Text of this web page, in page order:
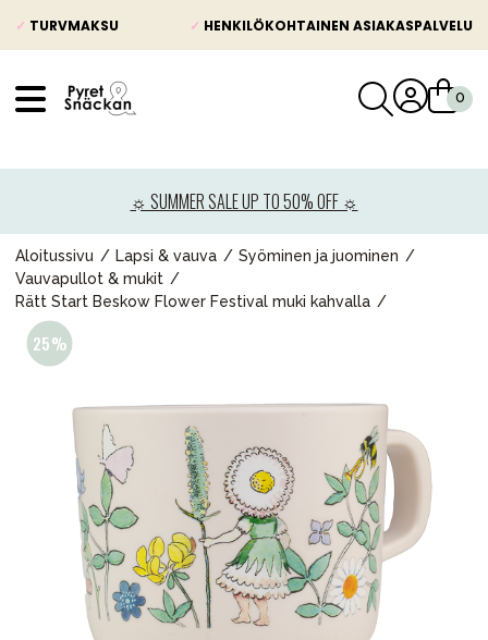
✓ TURVMAKSU ✓ HENKILÖKOHTAINEN ASIAKASPALVELU
☼ SUMMER SALE UP TO 50% OFF ☼
Aloitussivu Lapsi & vauva
Syöminen ja juominen
Vauvapullot & mukit
Rätt Start Beskow Flower Festival muki kahvalla
Lastenvaunut
Lasten turvaistuimet
Vauvan paketti
Äiti & Isä
Huonekalut & vuodevaatteet
Tarvikkeet
Varaosat
Kampanjat
Lahjavinkkejä